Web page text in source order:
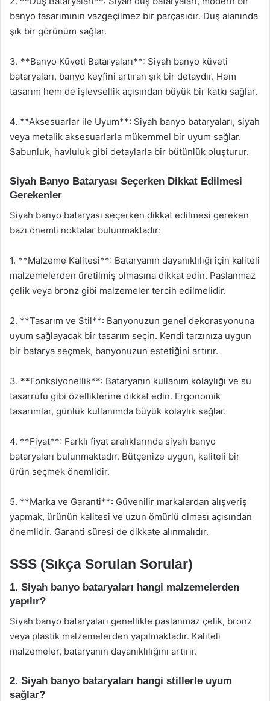
banyo tasarımının vazgeçilmez bir parçasıdır. Duş alanında
şık bir görünüm sağlar.
3. **Banyo Küveti Bataryaları**: Siyah banyo küveti
bataryaları, banyo keyfini artıran şık bir detaydır. Hem
tasarım hem de işlevsellik açısından büyük bir katkı sağlar.
4. **Aksesuarlar ile Uyum**: Siyah banyo bataryaları, siyah
veya metalik aksesuarlarla mükemmel bir uyum sağlar.
Sabunluk, havluluk gibi detaylarla bir bütünlük oluşturur.
Siyah Banyo Bataryası Seçerken Dikkat Edilmesi
Gerekenler
Siyah banyo bataryası seçerken dikkat edilmesi gereken
bazı önemli noktalar bulunmaktadır:
1. **Malzeme Kalitesi**: Bataryanın dayanıklılığı için kaliteli
malzemelerden üretilmiş olmasına dikkat edin. Paslanmaz
çelik veya bronz gibi malzemeler tercih edilmelidir.
2. **Tasarım ve Stil**: Banyonuzun genel dekorasyonuna
uyum sağlayacak bir tasarım seçin. Kendi tarzınıza uygun
bir batarya seçmek, banyonuzun estetiğini artırır.
3. **Fonksiyonellik**: Bataryanın kullanım kolaylığı ve su
tasarrufu gibi özelliklerine dikkat edin. Ergonomik
tasarımlar, günlük kullanımda büyük kolaylık sağlar.
4. **Fiyat**: Farklı fiyat aralıklarında siyah banyo
bataryaları bulunmaktadır. Bütçenize uygun, kaliteli bir
ürün seçmek önemlidir.
5. **Marka ve Garanti**: Güvenilir markalardan alışveriş
yapmak, ürünün kalitesi ve uzun ömürlü olması açısından
önemlidir. Garanti süresi de dikkate alınmalıdır.
SSS (Sıkça Sorulan Sorular)
1. Siyah banyo bataryaları hangi malzemelerden
yapılır?
Siyah banyo bataryaları genellikle paslanmaz çelik, bronz
veya plastik malzemelerden yapılmaktadır. Kaliteli
malzemeler, bataryanın dayanıklılığını artırır.
2. Siyah banyo bataryaları hangi stillerle uyum
sağlar?